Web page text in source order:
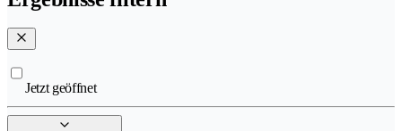
Jetzt geöffnet